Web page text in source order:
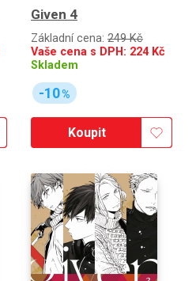
Given 4
Základní cena: 249 Kč
Vaše cena s DPH: 224Kč
Skladem
-10%
Koupit